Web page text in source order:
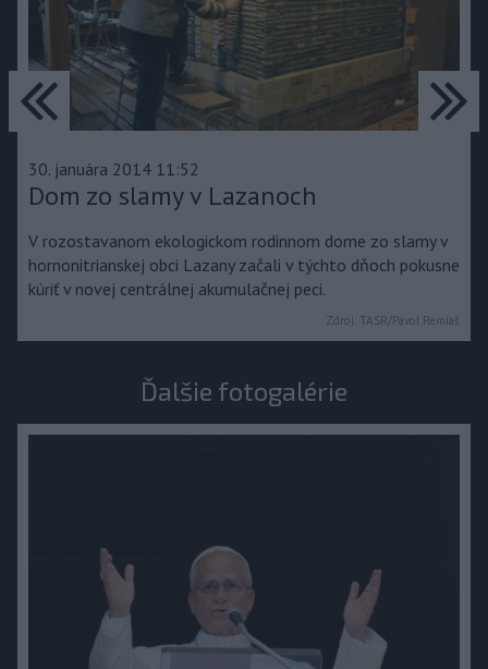
30. januára 2014 11:52
Dom zo slamy v Lazanoch
V rozostavanom ekologickom rodinnom dome zo slamy v
hornonitrianskej obci Lazany začali v týchto dňoch pokusne
kúriť v novej centrálnej akumulačnej peci.
Zdroj: TASR/Pavol Remiaš
predchádzajúce
Ďalšie fotogalérie